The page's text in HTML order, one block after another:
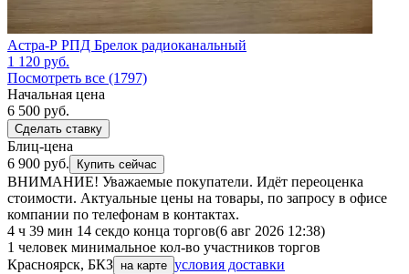
Астра-Р РПД Брелок радиоканальный
1 120 руб.
Посмотреть все (1797)
Начальная цена
6 500 руб.
Сделать ставку
Блиц-цена
6 900 руб.
Купить сейчас
ВНИМАНИЕ! Уважаемые покупатели. Идёт переоценка
стоимости. Актуальные цены на товары, по запросу в офисе
компании по телефонам в контактах.
4 ч 39 мин 14 секдо конца торгов(6 авг 2026 12:38)
1 человек минимальное кол-во участников торгов
Красноярск, БКЗ на карте условия доставки